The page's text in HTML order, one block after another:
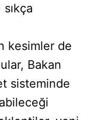
kesimler de
Bakan
sisteminde